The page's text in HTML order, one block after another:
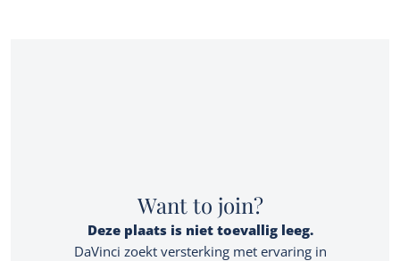
Want to join?
Deze plaats is niet toevallig leeg.
DaVinci zoekt versterking met ervaring in